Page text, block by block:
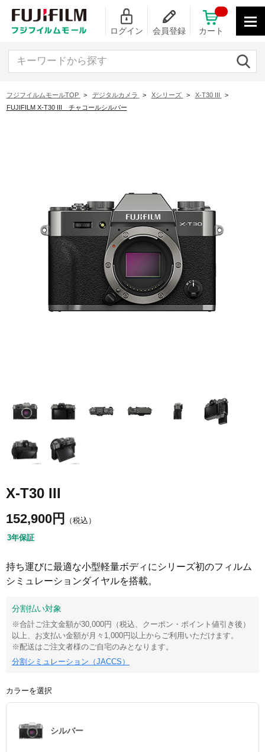
ログイン 会員登録
フジフイルムモールTOP > デジタルカメラ > Xシリーズ > X-T30 III
>
FUJIFILM X-T30 III チャコールシルバー
X-T30 III
152,900円
（税込）
3年保証
持ち運びに最適な小型軽量ボディにシリーズ初のフィルム
シミュレーションダイヤルを搭載。
分割払い対象
※合計ご注文金額が30,000円（税込、クーポン・ポイント値引き後）
以上、お支払い金額が月々1,000円以上からご利用いただけます。
※配送はご注文者様のご自宅のみとなります。
分割シミュレーション（JACCS）
カラーを選択
シルバー